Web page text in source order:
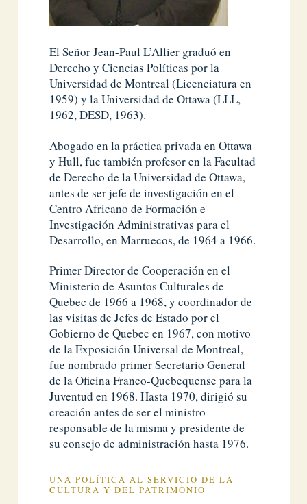
El Señor Jean-Paul L’Allier graduó en
Derecho y Ciencias Políticas por la
Universidad de Montreal (Licenciatura en
1959) y la Universidad de Ottawa (LLL,
1962, DESD, 1963).
Abogado en la práctica privada en Ottawa
y Hull, fue también profesor en la Facultad
de Derecho de la Universidad de Ottawa,
antes de ser jefe de investigación en el
Centro Africano de Formación e
Investigación Administrativas para el
Desarrollo, en Marruecos, de 1964 a 1966.
Primer Director de Cooperación en el
Ministerio de Asuntos Culturales de
Quebec de 1966 a 1968, y coordinador de
las visitas de Jefes de Estado por el
Gobierno de Quebec en 1967, con motivo
de la Exposición Universal de Montreal,
fue nombrado primer Secretario General
de la Oficina Franco-Quebequense para la
Juventud en 1968. Hasta 1970, dirigió su
creación antes de ser el ministro
responsable de la misma y presidente de
su consejo de administración hasta 1976.
UNA POLÍTICA AL SERVICIO DE LA
CULTURA Y DEL PATRIMONIO